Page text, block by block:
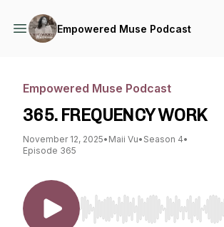
Empowered Muse Podcast
Empowered Muse Podcast
365. FREQUENCY WORK
November 12, 2025• Maii Vu• Season 4•
Episode 365
Use Left/Right to seek,